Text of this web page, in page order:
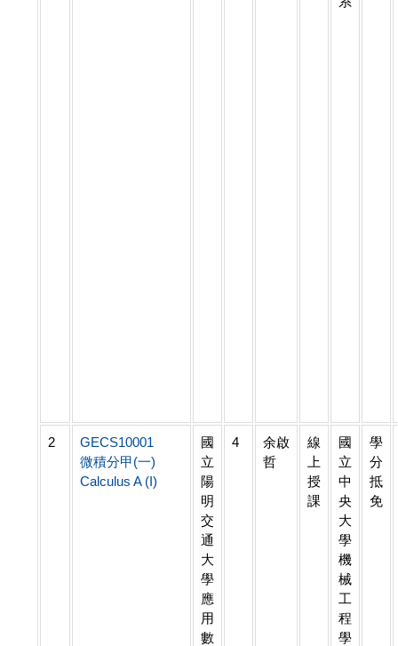
2
GECS10001
微積分甲(一)
Calculus A (I)
國
立
陽
明
交
通
大
學
應
用
數
4
余啟
哲
線
上
授
課
國
立
中
央
大
學
機
械
工
程
學
學
分
抵
免